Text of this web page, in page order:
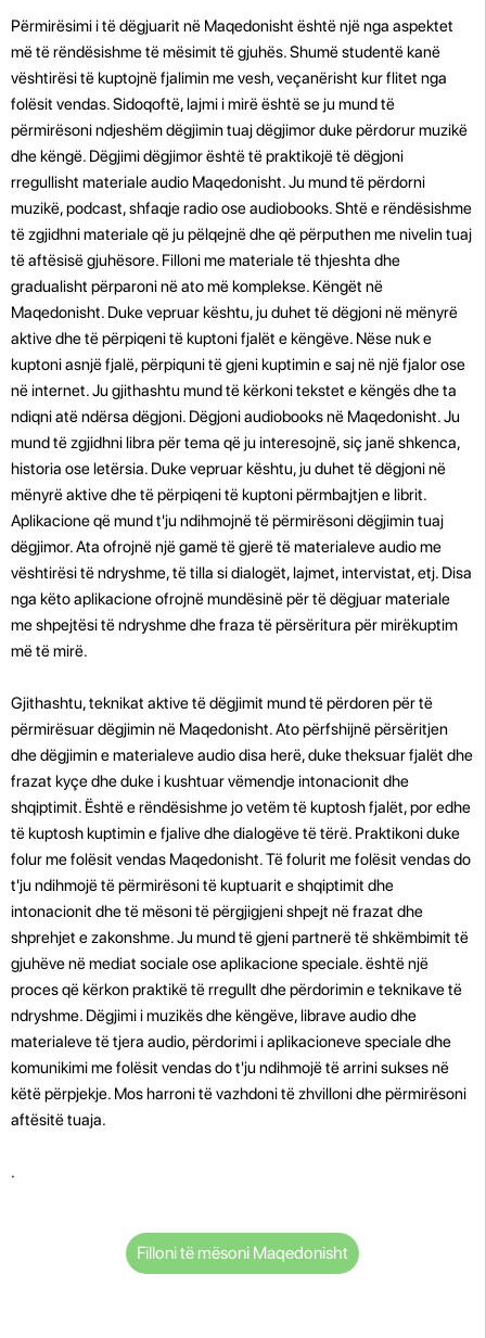
Përmirësimi i të dëgjuarit në Maqedonisht është një nga aspektet
më të rëndësishme të mësimit të gjuhës. Shumë studentë kanë
vështirësi të kuptojnë fjalimin me vesh, veçanërisht kur flitet nga
folësit vendas. Sidoqoftë, lajmi i mirë është se ju mund të
përmirësoni ndjeshëm dëgjimin tuaj dëgjimor duke përdorur muzikë
dhe këngë. Dëgjimi dëgjimor është të praktikojë të dëgjoni
rregullisht materiale audio Maqedonisht. Ju mund të përdorni
muzikë, podcast, shfaqje radio ose audiobooks. Shtë e rëndësishme
të zgjidhni materiale që ju pëlqejnë dhe që përputhen me nivelin tuaj
të aftësisë gjuhësore. Filloni me materiale të thjeshta dhe
gradualisht përparoni në ato më komplekse. Këngët në
Maqedonisht. Duke vepruar kështu, ju duhet të dëgjoni në mënyrë
aktive dhe të përpiqeni të kuptoni fjalët e këngëve. Nëse nuk e
kuptoni asnjë fjalë, përpiquni të gjeni kuptimin e saj në një fjalor ose
në internet. Ju gjithashtu mund të kërkoni tekstet e këngës dhe ta
ndiqni atë ndërsa dëgjoni. Dëgjoni audiobooks në Maqedonisht. Ju
mund të zgjidhni libra për tema që ju interesojnë, siç janë shkenca,
historia ose letërsia. Duke vepruar kështu, ju duhet të dëgjoni në
mënyrë aktive dhe të përpiqeni të kuptoni përmbajtjen e librit.
Aplikacione që mund t'ju ndihmojnë të përmirësoni dëgjimin tuaj
dëgjimor. Ata ofrojnë një gamë të gjerë të materialeve audio me
vështirësi të ndryshme, të tilla si dialogët, lajmet, intervistat, etj. Disa
nga këto aplikacione ofrojnë mundësinë për të dëgjuar materiale
me shpejtësi të ndryshme dhe fraza të përsëritura për mirëkuptim
më të mirë.
Gjithashtu, teknikat aktive të dëgjimit mund të përdoren për të
përmirësuar dëgjimin në Maqedonisht. Ato përfshijnë përsëritjen
dhe dëgjimin e materialeve audio disa herë, duke theksuar fjalët dhe
frazat kyçe dhe duke i kushtuar vëmendje intonacionit dhe
shqiptimit. Është e rëndësishme jo vetëm të kuptosh fjalët, por edhe
të kuptosh kuptimin e fjalive dhe dialogëve të tërë. Praktikoni duke
folur me folësit vendas Maqedonisht. Të folurit me folësit vendas do
t'ju ndihmojë të përmirësoni të kuptuarit e shqiptimit dhe
intonacionit dhe të mësoni të përgjigjeni shpejt në frazat dhe
shprehjet e zakonshme. Ju mund të gjeni partnerë të shkëmbimit të
gjuhëve në mediat sociale ose aplikacione speciale. është një
proces që kërkon praktikë të rregullt dhe përdorimin e teknikave të
ndryshme. Dëgjimi i muzikës dhe këngëve, librave audio dhe
materialeve të tjera audio, përdorimi i aplikacioneve speciale dhe
komunikimi me folësit vendas do t'ju ndihmojë të arrini sukses në
këtë përpjekje. Mos harroni të vazhdoni të zhvilloni dhe përmirësoni
aftësitë tuaja.
.
Filloni të mësoni Maqedonisht